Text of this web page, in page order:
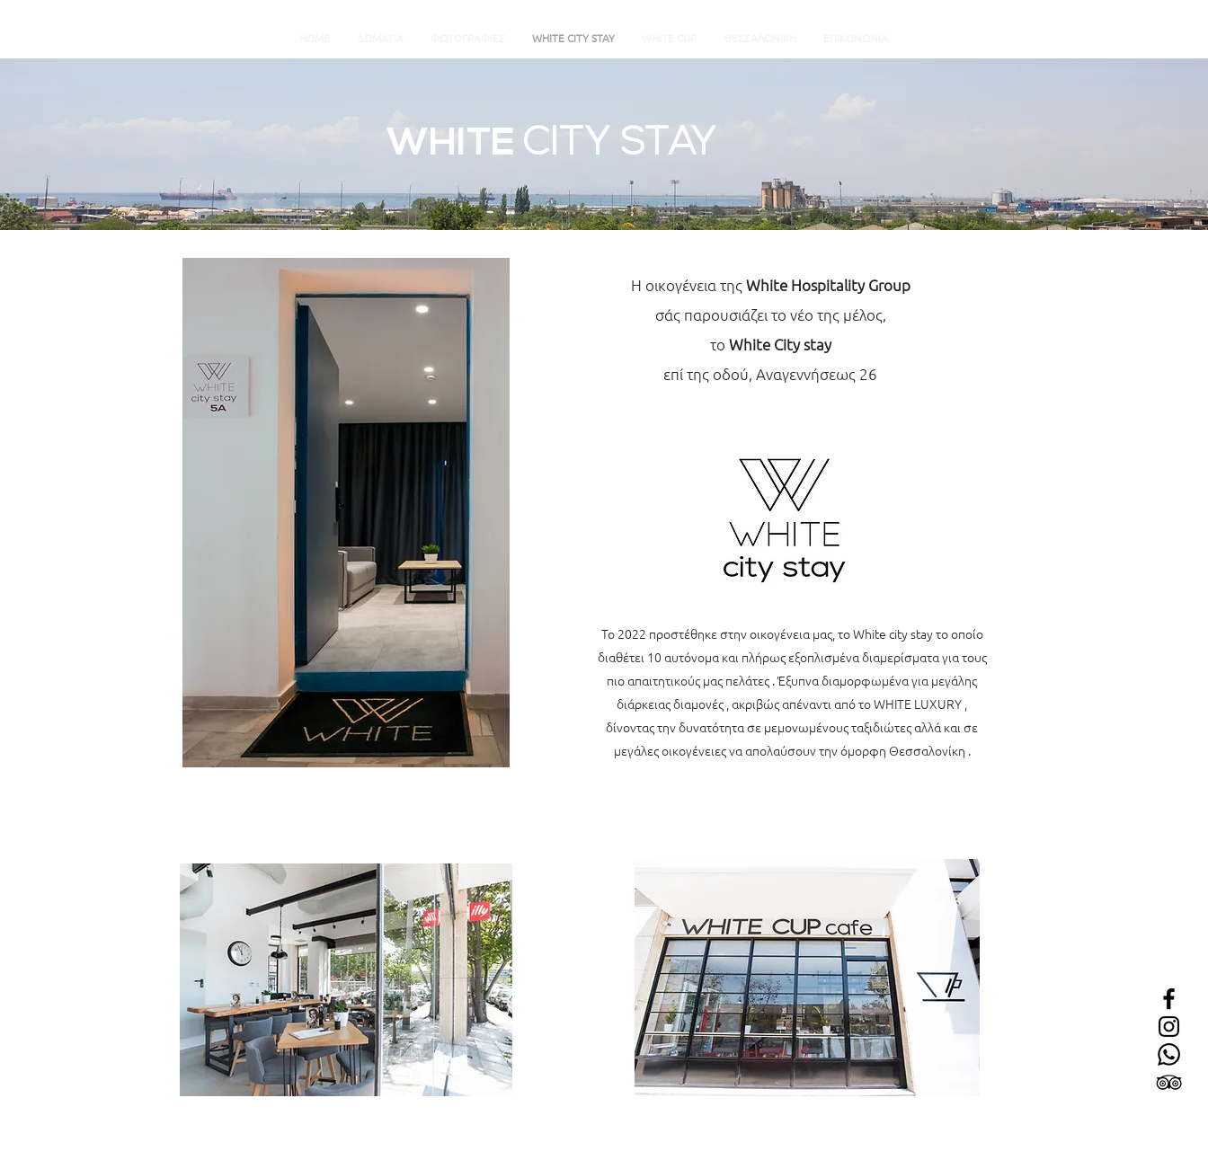
WHITE CITY STAY
WHITE CITY STAY
Η οικογένεια τηςWhite Hospitality Group
σάς παρουσιάζει το νέο της μέλος,
το White City stay
επί της οδού, Αναγεννήσεως 26
Το 2022 προστέθηκε στην οικογένεια μας, το White city stay το οποίο
διαθέτει 10 αυτόνομα και πλήρως εξοπλισμένα διαμερίσματα για τους
πιο απαιτητικούς μας πελάτες . Έξυπνα διαμορφωμένα για μεγάλης
διάρκειας διαμονές , ακριβώς απέναντι από το WHITE LUXURY ,
δίνοντας την δυνατότητα σε μεμονωμένους ταξιδιώτες αλλά και σε
μεγάλες οικογένειες να απολαύσουν την όμορφη Θεσσαλονίκη .